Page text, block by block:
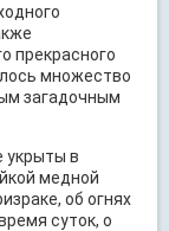
прекрасного
множество
загадочным
укрыты в
медной
об огнях
суток, о